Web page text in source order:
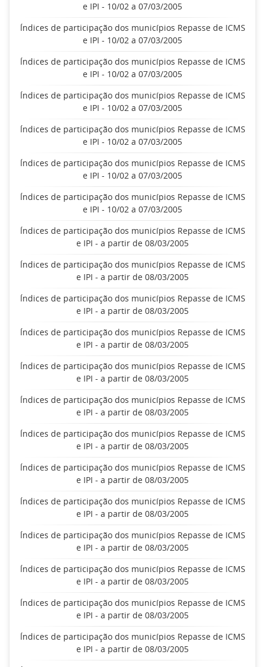
e IPI - 10/02 a 07/03/2005
Índices de participação dos municípios Repasse de ICMS
e IPI - 10/02 a 07/03/2005
Índices de participação dos municípios Repasse de ICMS
e IPI - 10/02 a 07/03/2005
Índices de participação dos municípios Repasse de ICMS
e IPI - 10/02 a 07/03/2005
Índices de participação dos municípios Repasse de ICMS
e IPI - 10/02 a 07/03/2005
Índices de participação dos municípios Repasse de ICMS
e IPI - 10/02 a 07/03/2005
Índices de participação dos municípios Repasse de ICMS
e IPI - 10/02 a 07/03/2005
Índices de participação dos municípios Repasse de ICMS
e IPI - a partir de 08/03/2005
Índices de participação dos municípios Repasse de ICMS
e IPI - a partir de 08/03/2005
Índices de participação dos municípios Repasse de ICMS
e IPI - a partir de 08/03/2005
Índices de participação dos municípios Repasse de ICMS
e IPI - a partir de 08/03/2005
Índices de participação dos municípios Repasse de ICMS
e IPI - a partir de 08/03/2005
Índices de participação dos municípios Repasse de ICMS
e IPI - a partir de 08/03/2005
Índices de participação dos municípios Repasse de ICMS
e IPI - a partir de 08/03/2005
Índices de participação dos municípios Repasse de ICMS
e IPI - a partir de 08/03/2005
Índices de participação dos municípios Repasse de ICMS
e IPI - a partir de 08/03/2005
Índices de participação dos municípios Repasse de ICMS
e IPI - a partir de 08/03/2005
Índices de participação dos municípios Repasse de ICMS
e IPI - a partir de 08/03/2005
Índices de participação dos municípios Repasse de ICMS
e IPI - a partir de 08/03/2005
Índices de participação dos municípios Repasse de ICMS
e IPI - a partir de 08/03/2005